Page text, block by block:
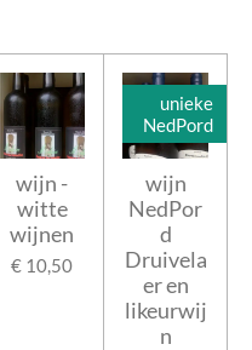
wijn -
witte
wijnen
€ 10,50
unieke
NedPord
wijn
NedPor
d
Druivela
er en
likeurwij
n